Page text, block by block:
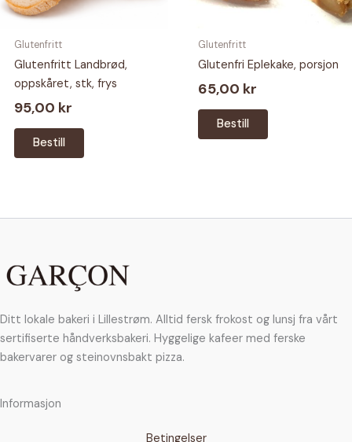
Glutenfritt
Glutenfritt Landbrød,
oppskåret, stk, frys
95,00 kr
Bestill
Glutenfritt
Glutenfri Eplekake, porsjon
65,00 kr
Bestill
Ditt lokale bakeri i Lillestrøm. Alltid fersk frokost og lunsj fra vårt
sertifiserte håndverksbakeri. Hyggelige kafeer med ferske
bakervarer og steinovnsbakt pizza.
Informasjon
Betingelser